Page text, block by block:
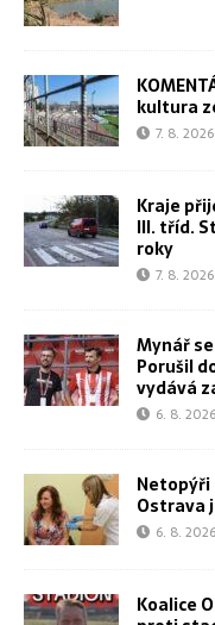
kultura
7. 8. 2026
Kraje
III. tříd.
roky
7. 8. 2026
Mynář
Porušil
vydává
6. 8. 2026
Netopýři
Ostrava
6. 8. 2026
Koalice